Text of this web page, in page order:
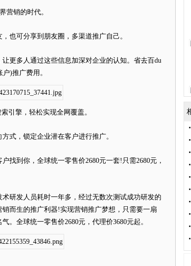
销的时代。
可分享到朋友圈，多渠道推广自己。
多人通过这些信息加深对企业的认知。省去百du
)推广费用。
擎，轻松实现全网覆盖。
，锁定企业潜在客户进行推广。
到你，全球统一零售价2680元一套!只需2680元，
发人员耗时一年多，经过无数次测试成功研发的
而生的推广利器!实现营销推广梦想，只需要一扇
。全球统一零售价2680元，代理价3680元起。